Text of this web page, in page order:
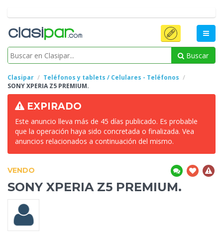
Buscar
Clasipar
Teléfonos y tablets / Celulares - Teléfonos
SONYXPERIA Z5 PREMIUM.
EXPIRADO
Este anuncio lleva más de 45 días publicado. Es probable
que la operación haya sido concretada o finalizada. Vea
anuncios relacionados a continuación del mismo.
VENDO
SONY XPERIA Z5 PREMIUM.